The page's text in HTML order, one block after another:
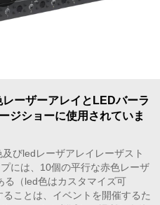
ーザーアレイとLEDバーラ
ジショーに使用されていま
びledレーザアレイレーザスト
には、10個の平行な赤色レーザ
る（led色はカスタマイズ可
ことは、イベントを開催するた